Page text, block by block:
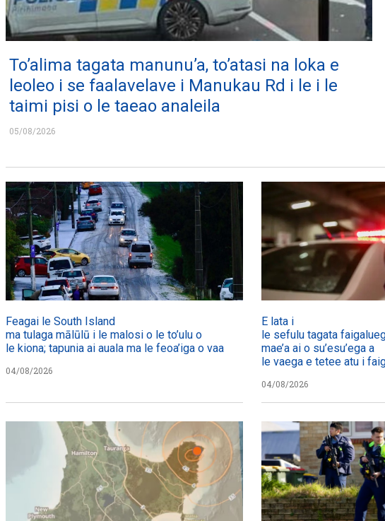
To’alima tagata manunu’a, to’atasi na loka e
leoleo i se faalavelave i Manukau Rd i le i le
taimi pisi o le taeao analeila
05/08/2026
Feagai le South Island
ma tulaga mālūlū i le malosi o le to’ulu o
le kiona; tapunia ai auala ma le feoa’iga o vaa
04/08/2026
E lata i
le sefulu tagata
mae’a ai o su’esu’ega a
le vaega e tetee atu i
04/08/2026